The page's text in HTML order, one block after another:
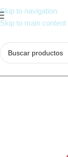
Skip to navigation
Skip to main content